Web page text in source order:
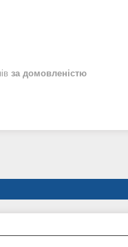
за домовленістю